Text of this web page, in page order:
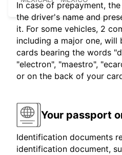
In case of prepayment,
the driver's name and
it. For some vehicles, 2
including a major one, will
cards bearing the words
"electron", "maestro",
or on the back of your
Your passport
Identification documents
identification document,